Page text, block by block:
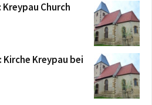
Kreypau Church
Kreypau bei